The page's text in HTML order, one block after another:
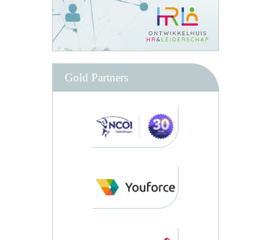
Gold Partners